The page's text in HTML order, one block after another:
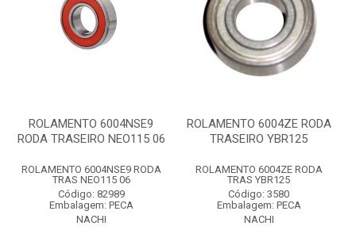
ROLAMENTO 6004NSE9
RODA TRASEIRO NEO115 06
ROLAMENTO 6004NSE9 RODA
TRAS NEO115 06
Código: 82989
Embalagem: PECA
NACHI
ROLAMENTO 6004ZE RODA
TRASEIRO YBR125
ROLAMENTO 6004ZE RODA
TRAS YBR125
Código: 3580
Embalagem: PECA
NACHI